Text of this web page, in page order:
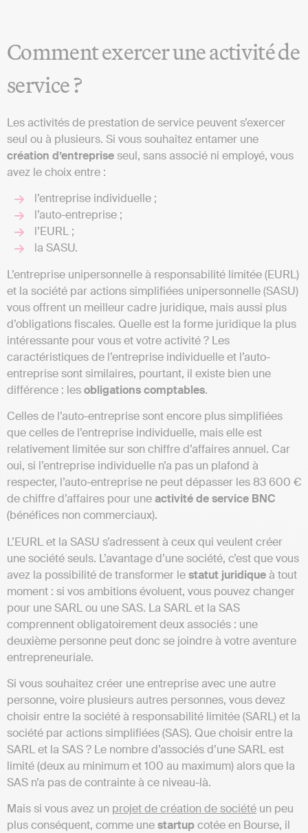
Comment exercer une activité de
service ?
Les activités de prestation de service peuvent s’exercer
seul ou à plusieurs. Si vous souhaitez entamer une
création d’entrepriseseul, sans associé ni employé, vous
avez le choix entre :
l’entreprise individuelle ;
l’auto-entreprise ;
l’EURL ;
la SASU.
L’entreprise unipersonnelle à responsabilité limitée (EURL)
et la société par actions simplifiées unipersonnelle (SASU)
vous offrent un meilleur cadre juridique, mais aussi plus
d’obligations fiscales. Quelle est la forme juridique la plus
intéressante pour vous et votre activité ? Les
caractéristiques de l’entreprise individuelle et l’auto-
entreprise sont similaires, pourtant, il existe bien une
différence : lesobligations comptables.
Celles de l’auto-entreprise sont encore plus simplifiées
que celles de l’entreprise individuelle, mais elle est
relativement limitée sur son chiffre d’affaires annuel. Car
oui, si l’entreprise individuelle n’a pas un plafond à
respecter, l’auto-entreprise ne peut dépasser les 83 600 €
de chiffre d’affaires pour uneactivité de service BNC
(bénéfices non commerciaux).
L’EURL et la SASU s’adressent à ceux qui veulent créer
une société seuls. L’avantage d’une société, c’est que vous
avez la possibilité de transformer lestatut juridiqueà tout
moment : si vos ambitions évoluent, vous pouvez changer
pour une SARL ou une SAS. La SARL et la SAS
comprennent obligatoirement deux associés : une
deuxième personne peut donc se joindre à votre aventure
entrepreneuriale.
Si vous souhaitez créer une entreprise avec une autre
personne, voire plusieurs autres personnes, vous devez
choisir entre la société à responsabilité limitée (SARL) et la
société par actions simplifiées (SAS). Que choisir entre la
SARL et la SAS ? Le nombre d’associés d’une SARL est
limité (deux au minimum et 100 au maximum) alors que la
SAS n’a pas de contrainte à ce niveau-là.
Mais si vous avez un projet de création de société un peu
plus conséquent, comme unestartupcotée en Bourse, il